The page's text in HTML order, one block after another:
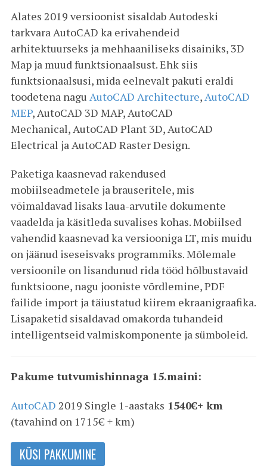
Alates 2019 versioonist sisaldab Autodeski
tarkvara AutoCAD ka erivahendeid
arhitektuurseks ja mehhaaniliseks disainiks, 3D
Map ja muud funktsionaalsust. Ehk siis
funktsionaalsusi, mida eelnevalt pakuti eraldi
toodetena nagu AutoCAD Architecture, AutoCAD
MEP, AutoCAD 3D MAP, AutoCAD
Mechanical, AutoCAD Plant 3D, AutoCAD
Electrical ja AutoCAD Raster Design.
Paketiga kaasnevad rakendused
mobiilseadmetele ja brauseritele, mis
võimaldavad lisaks laua-arvutile dokumente
vaadelda ja käsitleda suvalises kohas. Mobiilsed
vahendid kaasnevad ka versiooniga LT, mis muidu
on jäänud iseseisvaks programmiks. Mõlemale
versioonile on lisandunud rida tööd hõlbustavaid
funktsioone, nagu jooniste võrdlemine, PDF
failide import ja täiustatud kiirem ekraanigraafika.
Lisapaketid sisaldavad omakorda tuhandeid
intelligentseid valmiskomponente ja sümboleid.
Pakume tutvumishinnaga 15.maini:
AutoCAD 2019 Single 1-aastaks 1540€+ km
(tavahind on 1715€ + km)
KÜSI PAKKUMINE